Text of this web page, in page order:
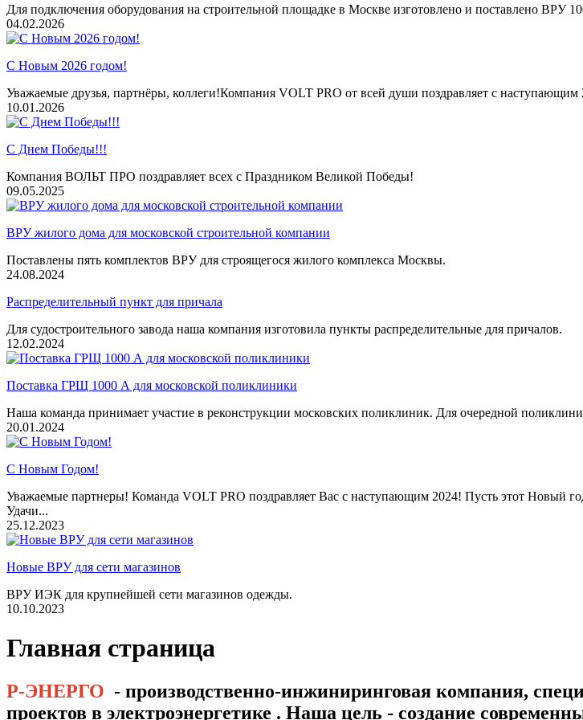
Для подключения оборудования на строительной площадке в Москве изготовлено и поставлено
04.02.2026
С Новым 2026 годом!
Уважаемые друзья, партнёры, коллеги!Компания VOLT PRO от всей души поздравляет с
10.01.2026
С Днем Победы!!!
Компания ВОЛЬТ ПРО поздравляет всех с Праздником Великой Победы!
09.05.2025
ВРУ жилого дома для московской строительной компании
Поставлены пять комплектов ВРУ для строящегося жилого комплекса Москвы.
24.08.2024
Распределительный пункт для причала
Для судостроительного завода наша компания изготовила пункты распределительные для причалов.
12.02.2024
Поставка ГРЩ 1000 А для московской поликлиники
Наша команда принимает участие в реконструкции московских поликлиник. Для очередной
20.01.2024
С Новым Годом!
Уважаемые партнеры! Команда VOLT PRO поздравляет Вас с наступающим 2024! Пусть этот Новый
Удачи...
25.12.2023
Новые ВРУ для сети магазинов
ВРУ ИЭК для крупнейшей сети магазинов одежды.
10.10.2023
Главная страница
Р-ЭНЕРГО - производственно-инжиниринговая компания,
проектов в электроэнергетике . Наша цель - создание